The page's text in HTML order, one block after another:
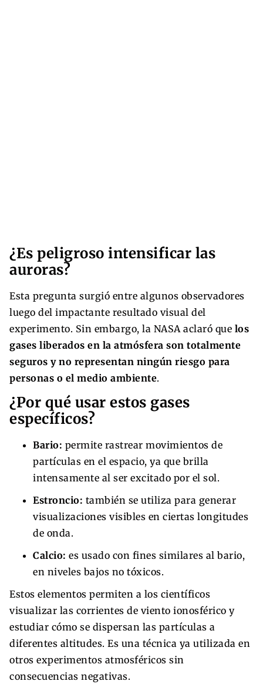
¿Es peligroso intensificar las
auroras?
Esta pregunta surgió entre algunos observadores
luego del impactante resultado visual del
experimento. Sin embargo, la NASA aclaró que los
gases liberados en la atmósfera son totalmente
seguros y no representan ningún riesgo para
personas o el medio ambiente.
¿Por qué usar estos gases
específicos?
Bario: permite rastrear movimientos de
partículas en el espacio, ya que brilla
intensamente al ser excitado por el sol.
Estroncio: también se utiliza para generar
visualizaciones visibles en ciertas longitudes
de onda.
Calcio: es usado con fines similares al bario,
en niveles bajos no tóxicos.
Estos elementos permiten a los científicos
visualizar las corrientes de viento ionosférico y
estudiar cómo se dispersan las partículas a
diferentes altitudes. Es una técnica ya utilizada en
otros experimentos atmosféricos sin
consecuencias negativas.